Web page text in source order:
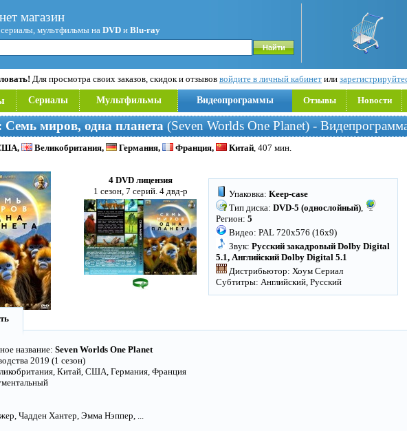
магазин
мультфильмы на DVD и Blu-ray
Для просмотра своих заказов, скидок и отзывов войдите в личный кабинет или
Сериалы Мультфильмы Видеопрограммы Отзывы Новости
Семь миров, одна планета (Seven Worlds One Planet) -
Великобритания, Германия, Франция, Китай, 407 мин.
4 DVD лицензия
1 сезон, 7 серий. 4 двд-р
Упаковка: Keep-case
Тип диска: DVD-5 (однослойный),
Регион: 5
Видео: PAL 720x576 (16x9)
Звук: Русский закадровый Dolby Digital
5.1, Английский Dolby Digital 5.1
Дистрибьютор: Хоум Сериал
Субтитры: Английский, Русский
название: Seven Worlds One Planet
2019 (1 сезон)
Китай, США, Германия, Франция
Чадден Хантер, Эмма Нэппер, ...